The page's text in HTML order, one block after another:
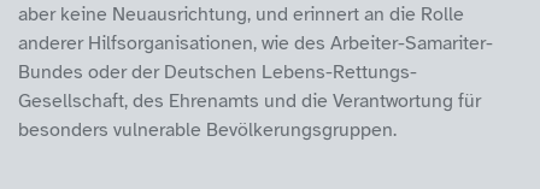
aber keine Neuausrichtung, und erinnert an die Rolle
anderer Hilfsorganisationen, wie des Arbeiter-Samariter-
Bundes oder der Deutschen Lebens-Rettungs-
Gesellschaft, des Ehrenamts und die Verantwortung für
besonders vulnerable Bevölkerungsgruppen.